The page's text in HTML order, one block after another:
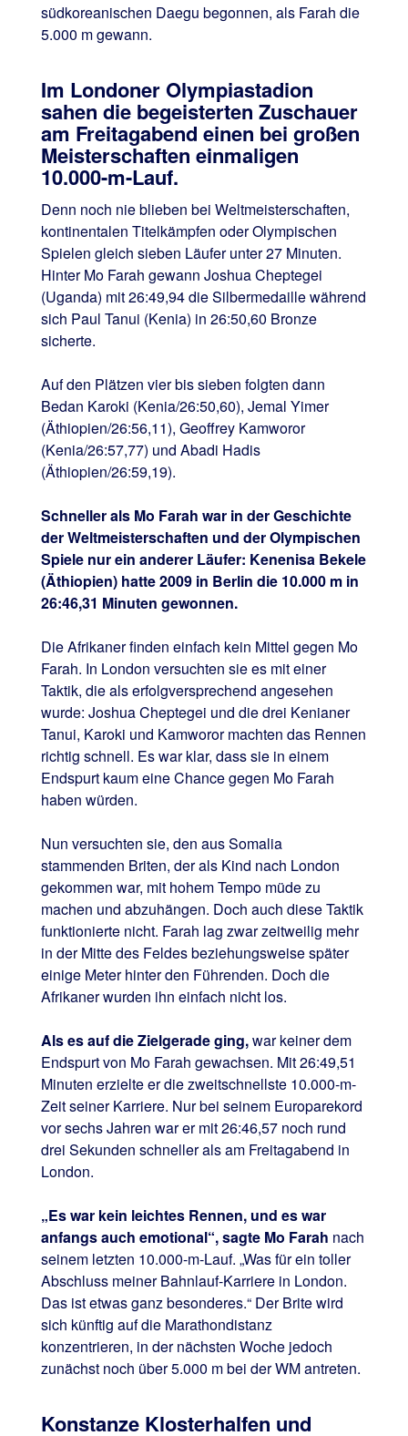
südkoreanischen Daegu begonnen, als Farah die
5.000 m gewann.
Im Londoner Olympiastadion
sahen die begeisterten Zuschauer
am Freitagabend einen bei großen
Meisterschaften einmaligen
10.000-m-Lauf.
Denn noch nie blieben bei Weltmeisterschaften,
kontinentalen Titelkämpfen oder Olympischen
Spielen gleich sieben Läufer unter 27 Minuten.
Hinter Mo Farah gewann Joshua Cheptegei
(Uganda) mit 26:49,94 die Silbermedaille während
sich Paul Tanui (Kenia) in 26:50,60 Bronze
sicherte.
Auf den Plätzen vier bis sieben folgten dann
Bedan Karoki (Kenia/26:50,60), Jemal Yimer
(Äthiopien/26:56,11), Geoffrey Kamworor
(Kenia/26:57,77) und Abadi Hadis
(Äthiopien/26:59,19).
Schneller als Mo Farah war in der Geschichte
der Weltmeisterschaften und der Olympischen
Spiele nur ein anderer Läufer: Kenenisa Bekele
(Äthiopien) hatte 2009 in Berlin die 10.000 m in
26:46,31 Minuten gewonnen.
Die Afrikaner finden einfach kein Mittel gegen Mo
Farah. In London versuchten sie es mit einer
Taktik, die als erfolgversprechend angesehen
wurde: Joshua Cheptegei und die drei Kenianer
Tanui, Karoki und Kamworor machten das Rennen
richtig schnell. Es war klar, dass sie in einem
Endspurt kaum eine Chance gegen Mo Farah
haben würden.
Nun versuchten sie, den aus Somalia
stammenden Briten, der als Kind nach London
gekommen war, mit hohem Tempo müde zu
machen und abzuhängen. Doch auch diese Taktik
funktionierte nicht. Farah lag zwar zeitweilig mehr
in der Mitte des Feldes beziehungsweise später
einige Meter hinter den Führenden. Doch die
Afrikaner wurden ihn einfach nicht los.
Als es auf die Zielgerade ging,war keiner dem
Endspurt von Mo Farah gewachsen. Mit 26:49,51
Minuten erzielte er die zweitschnellste 10.000-m-
Zeit seiner Karriere. Nur bei seinem Europarekord
vor sechs Jahren war er mit 26:46,57 noch rund
drei Sekunden schneller als am Freitagabend in
London.
„Es war kein leichtes Rennen, und es war
anfangs auch emotional“, sagte Mo Farah nach
seinem letzten 10.000-m-Lauf. „Was für ein toller
Abschluss meiner Bahnlauf-Karriere in London.
Das ist etwas ganz besonderes.“ Der Brite wird
sich künftig auf die Marathondistanz
konzentrieren, in der nächsten Woche jedoch
zunächst noch über 5.000 m bei der WM antreten.
Konstanze Klosterhalfen und